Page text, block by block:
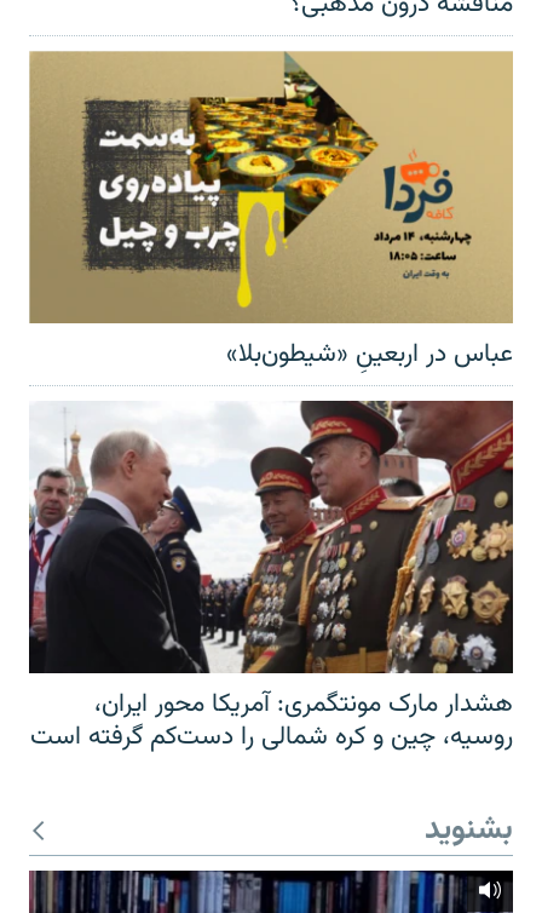
عباس در اربعینِ «شیطون‌بلا»
هشدار مارک مونتگمری: آمریکا محور ایران،
روسیه، چین و کره شمالی را دست‌کم گرفته است
بشنوید